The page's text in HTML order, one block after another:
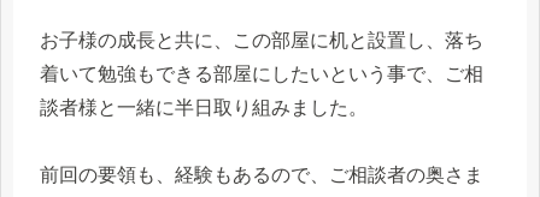
お子様の成長と共に、この部屋に机と設置し、落ち
着いて勉強もできる部屋にしたいという事で、ご相
談者様と一緒に半日取り組みました。
前回の要領も、経験もあるので、ご相談者の奥さま